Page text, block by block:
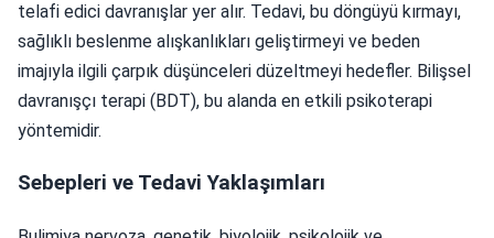
telafi edici davranışlar yer alır. Tedavi, bu döngüyü kırmayı,
sağlıklı beslenme alışkanlıkları geliştirmeyi ve beden
imajıyla ilgili çarpık düşünceleri düzeltmeyi hedefler. Bilişsel
davranışçı terapi (BDT), bu alanda en etkili psikoterapi
yöntemidir.
Sebepleri ve Tedavi Yaklaşımları